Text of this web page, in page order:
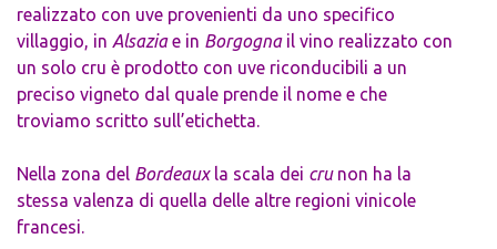
realizzato con uve provenienti da uno specifico
villaggio, in Alsaziae in Borgognail vino realizzato con
un solo cru è prodotto con uve riconducibili a un
preciso vigneto dal quale prende il nome e che
troviamo scritto sull’etichetta.
Nella zona del Bordeauxla scala dei crunon ha la
stessa valenza di quella delle altre regioni vinicole
francesi.